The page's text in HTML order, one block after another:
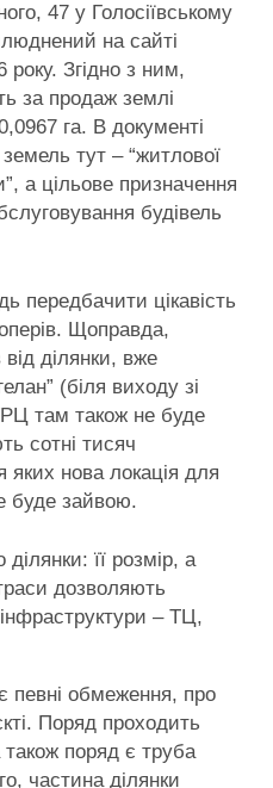
47 у Голосіївському
на сайті
року. Згідно з ним,
за продаж землі
га. В документі
тут – “житлової
а цільове призначення
будівель
передбачити цікавість
Щоправда,
від ділянки, вже
(біля виходу зі
там також не буде
сотні тисяч
яких нова локація для
буде зайвою.
її розмір, а
дозволяють
– ТЦ,
певні обмеження, про
Поряд проходить
також поряд є труба
частина ділянки